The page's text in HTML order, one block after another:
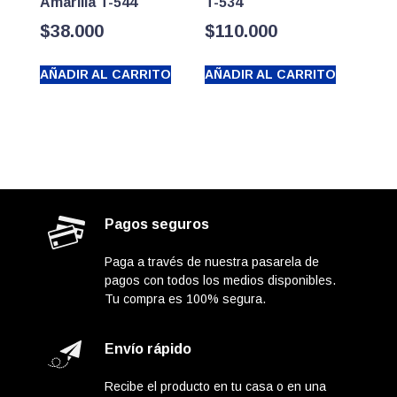
$38.000
AÑADIR AL CARRITO
$110.000
AÑADIR AL CARRITO
Pagos seguros
Paga a través de nuestra pasarela de
pagos con todos los medios disponibles.
Tu compra es 100% segura.
Envío rápido
Recibe el producto en tu casa o en una